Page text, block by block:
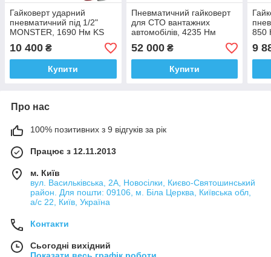
Гайковерт ударний
пневматичний під 1/2"
MONSTER, 1690 Нм KS
Tools
10 400 ₴
Купити
Пневматичний гайковерт
для СТО вантажних
автомобілів, 4235 Нм
515.3765 KS Tools
Німеччина
52 000₴
Купити
850
9
Про нас
100% позитивних з 9 відгуків за рік
Працює з 12.11.2013
м. Київ
вул. Васильківська, 2А, Новосілки, Києво-Святошинський
район. Для пошти: 09106, м. Біла Церква, Київська обл,
а/с 22, Київ, Україна
Контакти
Сьогодні вихідний